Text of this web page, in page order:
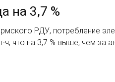
на 3,7 %
РДУ, потребление
что на 3,7 % выше, чем за